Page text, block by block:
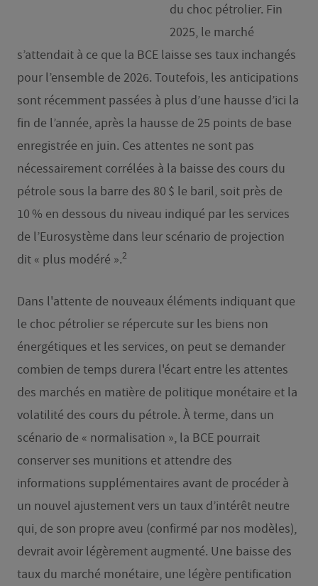
du choc pétrolier. Fin
2025, le marché
s’attendait à ce que la BCE laisse ses taux inchangés
pour l’ensemble de 2026. Toutefois, les anticipations
sont récemment passées à plus d’une hausse d’ici la
fin de l’année, après la hausse de 25 points de base
enregistrée en juin. Ces attentes ne sont pas
nécessairement corrélées à la baisse des cours du
pétrole sous la barre des 80 $ le baril, soit près de
10 % en dessous du niveau indiqué par les services
de l’Eurosystème dans leur scénario de projection
dit « plus modéré ».2
Dans l'attente de nouveaux éléments indiquant que
le choc pétrolier se répercute sur les biens non
énergétiques et les services, on peut se demander
combien de temps durera l'écart entre les attentes
des marchés en matière de politique monétaire et la
volatilité des cours du pétrole. À terme, dans un
scénario de « normalisation », la BCE pourrait
conserver ses munitions et attendre des
informations supplémentaires avant de procéder à
un nouvel ajustement vers un taux d’intérêt neutre
qui, de son propre aveu (confirmé par nos modèles),
devrait avoir légèrement augmenté. Une baisse des
taux du marché monétaire, une légère pentification